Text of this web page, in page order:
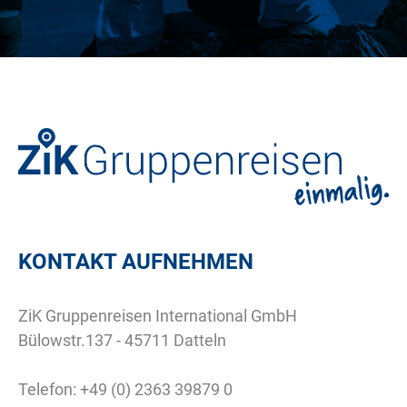
KONTAKT AUFNEHMEN
ZiK Gruppenreisen International GmbH
Bülowstr.137 - 45711 Datteln
Telefon: +49 (0) 2363 39879 0